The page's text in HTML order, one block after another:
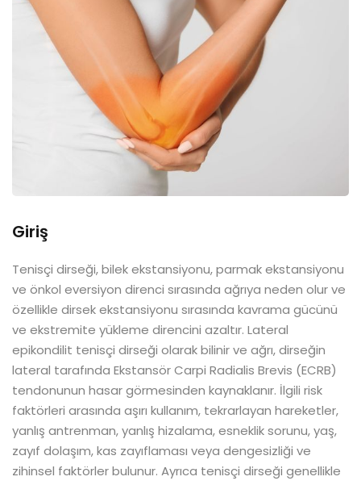
Giriş
Tenisçi dirseği, bilek ekstansiyonu, parmak ekstansiyonu
ve önkol eversiyon direnci sırasında ağrıya neden olur ve
özellikle dirsek ekstansiyonu sırasında kavrama gücünü
ve ekstremite yükleme direncini azaltır. Lateral
epikondilit tenisçi dirseği olarak bilinir ve ağrı, dirseğin
lateral tarafında Ekstansör Carpi Radialis Brevis (ECRB)
tendonunun hasar görmesinden kaynaklanır. İlgili risk
faktörleri arasında aşırı kullanım, tekrarlayan hareketler,
yanlış antrenman, yanlış hizalama, esneklik sorunu, yaş,
zayıf dolaşım, kas zayıflaması veya dengesizliği ve
zihinsel faktörler bulunur. Ayrıca tenisçi dirseği genellikle